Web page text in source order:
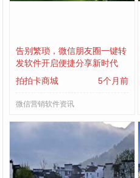
告别繁琐，微信朋友圈一键转
发软件开启便捷分享新时代
拍拍卡商城
5个月前
微信营销软件资讯